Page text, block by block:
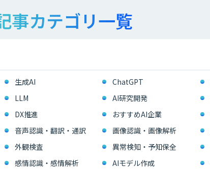
事カテゴリ一覧
生成AI ChatGPT
LLM AI研究開発
DX推進 おすすめAI企業
音声認識・翻訳・通訳 画像認識・画像解析
外観検査 異常検知・予知保全
感情認識・感情解析 AIモデル作成